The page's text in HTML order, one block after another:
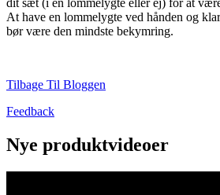
dit sæt (i en lommelygte eller ej) for at
At have en lommelygte ved hånden og
bør være den mindste bekymring.
Tilbage Til Bloggen
Feedback
Nye produktvideoer